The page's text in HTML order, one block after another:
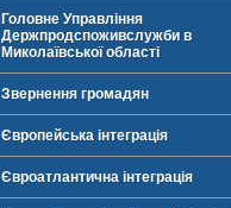
Головне Управління
Держпродспоживслужби в
Миколаївської області
Звернення громадян
Європейська інтеграція
Євроатлантична інтеграція